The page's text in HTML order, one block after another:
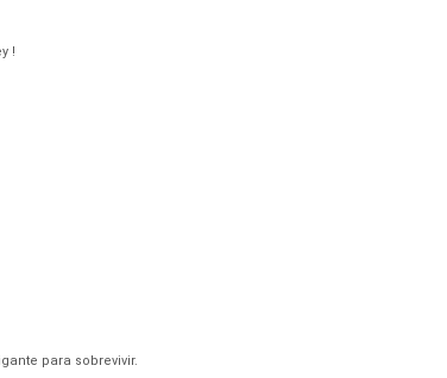
!
para sobrevivir.